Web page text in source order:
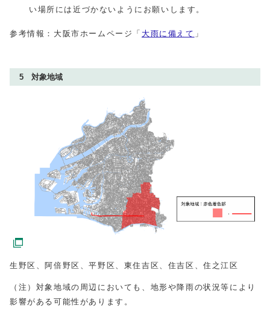
い場所には近づかないようにお願いします。
参考情報：大阪市ホームページ「 大雨に備えて 」
5 対象地域
生野区、阿倍野区、平野区、東住吉区、住吉区、住之江区
（注）対象地域の周辺においても、地形や降雨の状況等により
影響がある可能性があります。